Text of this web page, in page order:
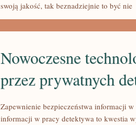
swoją jakość, tak beznadziejnie to być nie
Nowoczesne
przez prywatnych
Zapewnienie bezpieczeństwa informacji
informacji w pracy detektywa to kwestia